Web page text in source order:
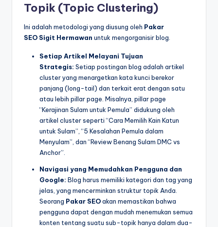
Topik (Topic Clustering)
Ini adalah metodologi yang diusung oleh Pakar
SEO Sigit Hermawan untuk mengorganisir blog.
Setiap Artikel Melayani Tujuan
Strategis: Setiap postingan blog adalah artikel
cluster yang menargetkan kata kunci berekor
panjang (long-tail) dan terkait erat dengan satu
atau lebih pillar page. Misalnya, pillar page
“Kerajinan Sulam untuk Pemula” didukung oleh
artikel cluster seperti “Cara Memilih Kain Katun
untuk Sulam”, “5 Kesalahan Pemula dalam
Menyulam”, dan “Review Benang Sulam DMC vs
Anchor”.
Navigasi yang Memudahkan Pengguna dan
Google: Blog harus memiliki kategori dan tag yang
jelas, yang mencerminkan struktur topik Anda.
Seorang Pakar SEOakan memastikan bahwa
pengguna dapat dengan mudah menemukan semua
konten tentang suatu sub-topik hanya dalam dua-